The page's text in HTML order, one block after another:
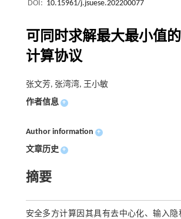
DOI: 10.15961/j.jsuese.202200077
可同时求解最大最小值
计算协议
张文芳, 张湾湾, 王小敏
作者信息 +
Author information +
文章历史 +
摘要
安全多方计算因其具有去中心化、输入隐